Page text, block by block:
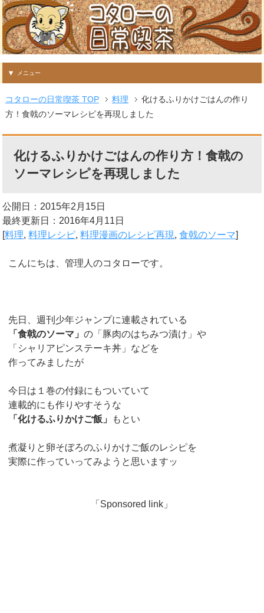
メニュー
コタローの日常喫茶 TOP 料理
化けるふりかけごはんの作り
方！食戟のソーマレシピを再現しました
化けるふりかけごはんの作り方！食戟の
ソーマレシピを再現しました
公開日：2015年2月15日
最終更新日：2016年4月11日
[料理,料理レシピ,料理漫画のレシピ再現,食戟のソーマ]
こんにちは、管理人のコタローです。
先日、週刊少年ジャンプに連載されている
「食戟のソーマ」の「豚肉のはちみつ漬け」や
「シャリアピンステーキ丼」などを
作ってみましたが
今日は１巻の付録にもついていて
連載的にも作りやすそうな
「化けるふりかけご飯」
もとい
煮凝りと卵そぼろのふりかけご飯のレシピを
実際に作っていってみようと思いますッ
「Sponsored link」